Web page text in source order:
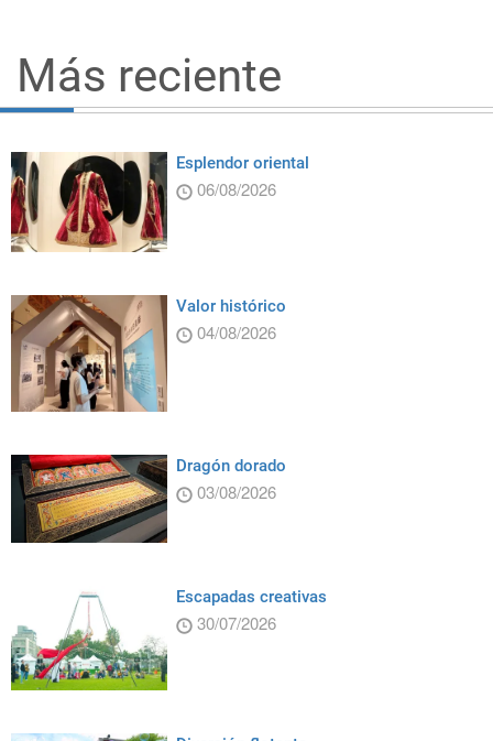
Más reciente
Esplendor oriental
06/08/2026
Valor histórico
04/08/2026
Dragón dorado
03/08/2026
Escapadas creativas
30/07/2026